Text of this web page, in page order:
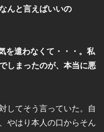
んと言えばいいの
を遣わなくて・・・。私
しまったのが、本当に悪
してそう言っていた。自
やはり本人の口からそん